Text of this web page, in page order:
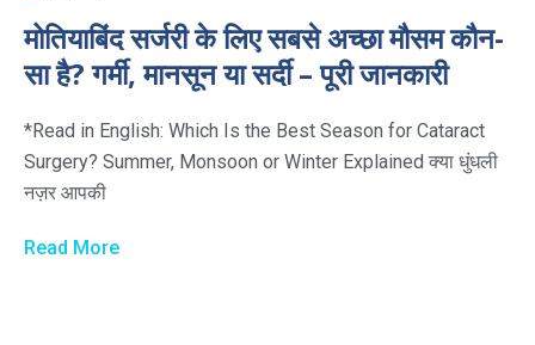
मोतियाबिंद सर्जरी के लिए सबसे अच्छा मौसम कौन-
सा है? गर्मी, मानसून या सर्दी – पूरी जानकारी
*Read in English: Which Is the Best Season for Cataract
Surgery? Summer, Monsoon or Winter Explained क्या धुंधली
नज़र आपकी
Read More